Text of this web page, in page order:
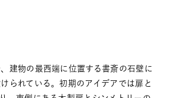
建物の最西端に位置する書斎の石壁に
られている。初期のアイデアでは扉と